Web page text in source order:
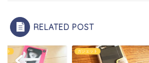
RELATED POST
ット ガジェット